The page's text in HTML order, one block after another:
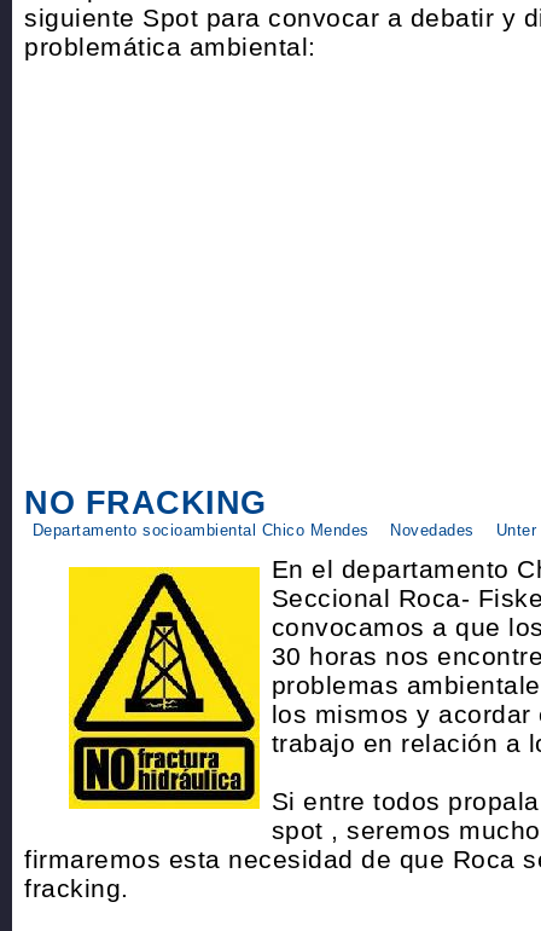
siguiente Spot para convocar a debatir y
problemática ambiental:
NO FRACKING
Departamento socioambiental Chico Mendes Novedades
En el departamento
Seccional Roca-
convocamos a que
30 horas nos
problemas
los mismos y acordar
trabajo en relación a
Si entre todos
spot , seremos
firmaremos esta necesidad de que Roca
fracking.